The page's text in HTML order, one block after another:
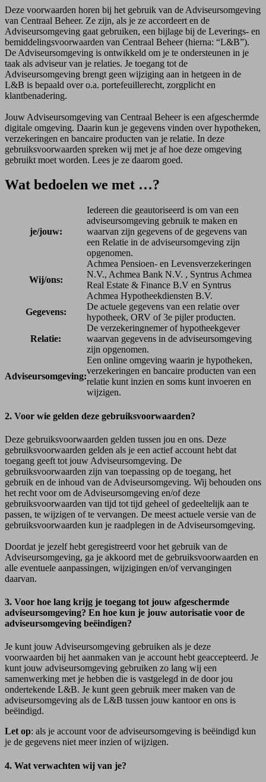
Deze voorwaarden horen bij het gebruik van de Adviseursomgeving
van Centraal Beheer. Ze zijn, als je ze accordeert en de
Adviseursomgeving gaat gebruiken, een bijlage bij de Leverings- en
bemiddelingsvoorwaarden van Centraal Beheer (hierna: “L&B”).
De Adviseursomgeving is ontwikkeld om je te ondersteunen in je
taak als adviseur van je relaties. Je toegang tot de
Adviseursomgeving brengt geen wijziging aan in hetgeen in de
L&B is bepaald over o.a. portefeuillerecht, zorgplicht en
klantbenadering.
Jouw Adviseursomgeving van Centraal Beheer is een afgeschermde
digitale omgeving. Daarin kun je gegevens vinden over hypotheken,
verzekeringen en bancaire producten van je relatie. In deze
gebruiksvoorwaarden spreken wij met je af hoe deze omgeving
gebruikt moet worden. Lees je ze daarom goed.
Wat bedoelen we met …?
je/jouw:
Iedereen die geautoriseerd is om van een
adviseursomgeving gebruik te maken en
waarvan zijn gegevens of de gegevens van
een Relatie in de adviseursomgeving zijn
opgenomen.
Wij/ons:
Achmea Pensioen- en Levensverzekeringen
N.V., Achmea Bank N.V. , Syntrus Achmea
Real Estate & Finance B.V en Syntrus
Achmea Hypotheekdiensten B.V.
Gegevens:
De actuele gegevens van een relatie over
hypotheek, ORV of 3e pijler producten.
Relatie:
De verzekeringnemer of hypotheekgever
waarvan gegevens in de adviseursomgeving
zijn opgenomen.
Adviseursomgeving:
Een online omgeving waarin je hypotheken,
verzekeringen en bancaire producten van een
relatie kunt inzien en soms kunt invoeren en
wijzigen.
2. Voor wie gelden deze gebruiksvoorwaarden?
Deze gebruiksvoorwaarden gelden tussen jou en ons. Deze
gebruiksvoorwaarden gelden als je een actief account hebt dat
toegang geeft tot jouw Adviseursomgeving. De
gebruiksvoorwaarden zijn van toepassing op de toegang, het
gebruik en de inhoud van de Adviseursomgeving. Wij behouden ons
het recht voor om de Adviseursomgeving en/of deze
gebruiksvoorwaarden van tijd tot tijd geheel of gedeeltelijk aan te
passen, te wijzigen of te vervangen. De meest actuele versie van de
gebruiksvoorwaarden kun je raadplegen in de Adviseursomgeving.
Doordat je jezelf hebt geregistreerd voor het gebruik van de
Adviseursomgeving, ga je akkoord met de gebruiksvoorwaarden en
alle eventuele aanpassingen, wijzigingen en/of vervangingen
daarvan.
3. Voor hoe lang krijg je toegang tot jouw afgeschermde
adviseursomgeving? En hoe kun je jouw autorisatie voor de
adviseursomgeving beëindigen?
Je kunt jouw Adviseursomgeving gebruiken als je deze
voorwaarden bij het aanmaken van je account hebt geaccepteerd. Je
kunt jouw adviseursomgeving gebruiken zo lang wij een
samenwerking met je hebben die is vastgelegd in de door jou
ondertekende L&B. Je kunt geen gebruik meer maken van de
adviseursomgeving als de L&B tussen jouw kantoor en ons is
beëindigd.
Let op: als je account voor de adviseursomgeving is beëindigd kun
je de gegevens niet meer inzien of wijzigen.
4. Wat verwachten wij van je?